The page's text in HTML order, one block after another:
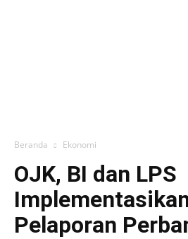
Beranda Ekonomi
OJK, BI dan LPS
Pelaporan